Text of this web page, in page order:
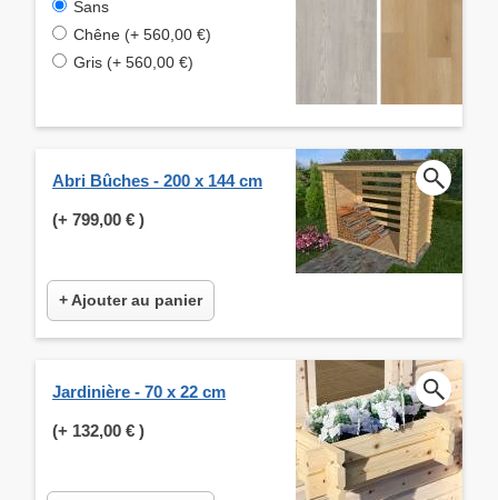
Sans
Chêne (+ 560,00 €)
Gris (+ 560,00 €)
Abri Bûches - 200 x 144 cm
(+ 799,00 € )
+ Ajouter au panier
Jardinière - 70 x 22 cm
(+ 132,00 € )